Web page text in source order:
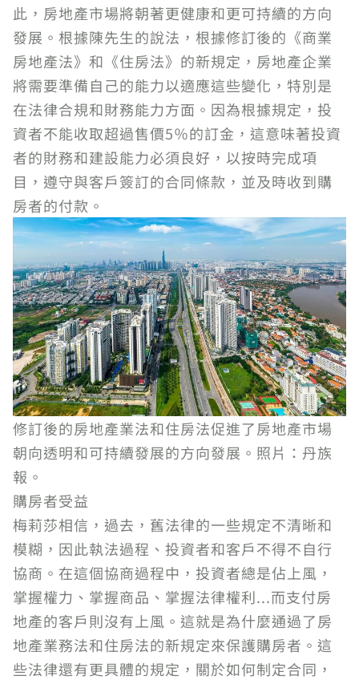
此，房地產市場將朝著更健康和更可持續的方向
發展。根據陳先生的說法，根據修訂後的《商業
房地產法》和《住房法》的新規定，房地產企業
將需要準備自己的能力以適應這些變化，特別是
在法律合規和財務能力方面。因為根據規定，投
資者不能收取超過售價5％的訂金，這意味著投資
者的財務和建設能力必須良好，以按時完成項
目，遵守與客戶簽訂的合同條款，並及時收到購
房者的付款。
修訂後的房地產業法和住房法促進了房地產市場
朝向透明和可持續發展的方向發展。照片：丹族
報。
購房者受益
梅莉莎相信，過去，舊法律的一些規定不清晰和
模糊，因此執法過程、投資者和客戶不得不自行
協商。在這個協商過程中，投資者總是佔上風，
掌握權力、掌握商品、掌握法律權利...而支付房
地產的客戶則沒有上風。這就是為什麼通過了房
地產業務法和住房法的新規定來保護購房者。這
些法律還有更具體的規定，關於如何制定合同，